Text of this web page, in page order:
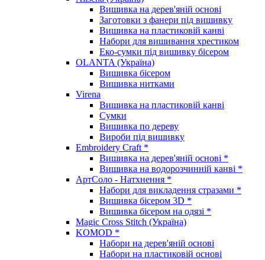
Вишивка на дерев'яній основі
Заготовки з фанери під вишивку
Вишивка на пластиковій канві
Набори для вишивання хрестиком
Еко-сумки під вишивку бісером
OLANTA (Україна)
Вишивка бісером
Вишивка нитками
Virena
Вишивка на пластиковій канві
Сумки
Вишивка по дереву
Вироби під вишивку
Embroidery Craft *
Вишивка на дерев'яній основі *
Вишивка на водорозчинній канві *
АртСоло - Натхнення *
Набори для викладення стразами *
Вишивка бісером 3D *
Вишивка бісером на одязі *
Magic Cross Stitch (Україна)
KOMOD *
Набори на дерев'яній основі
Набори на пластиковій основі